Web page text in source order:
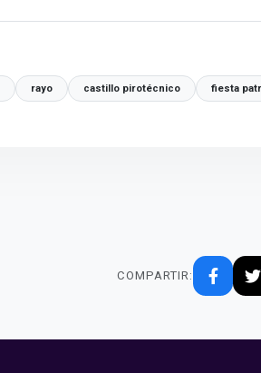
rayo castillo pirotécnico fiesta
COMPARTIR: